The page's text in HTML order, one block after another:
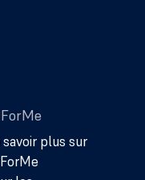
savoir plus sur